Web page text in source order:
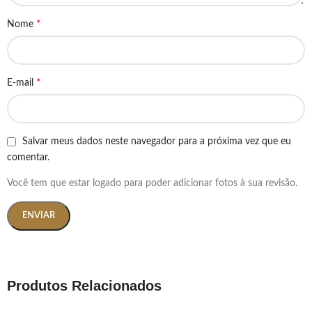
Nome *
E-mail *
Salvar meus dados neste navegador para a próxima vez que eu
comentar.
Você tem que estar logado para poder adicionar fotos à sua revisão.
Produtos Relacionados